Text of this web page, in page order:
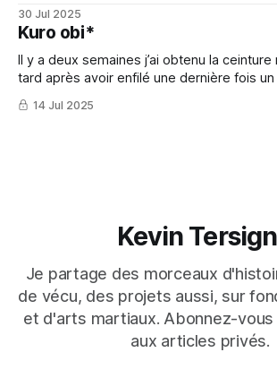
30 Jul 2025
Kuro obi*
Il y a deux semaines j’ai obtenu la
tard après avoir enfilé une dernière fois
ma vie d’ado.
14 Jul 2025
Kevin
Je partage des morceaux
de vécu, des projets aussi, sur
et d'arts martiaux. Abonnez-
aux articles privés.